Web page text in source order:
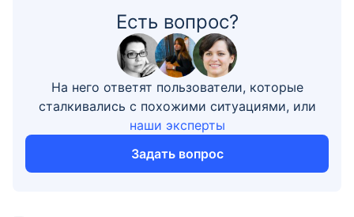
Есть вопрос?
На него ответят пользователи, которые
сталкивались с похожими ситуациями, или
наши эксперты
Задать вопрос